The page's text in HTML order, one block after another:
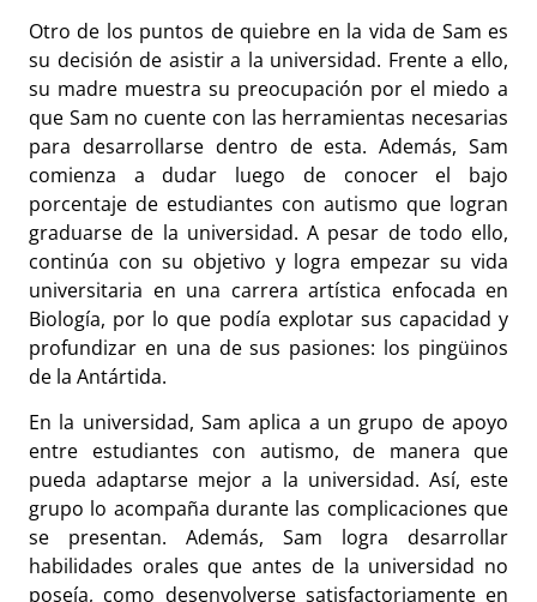
Otro de los puntos de quiebre en la vida de Sam es
su decisión de asistir a la universidad. Frente a ello,
su madre muestra su preocupación por el miedo a
que Sam no cuente con las herramientas necesarias
para desarrollarse dentro de esta. Además, Sam
comienza a dudar luego de conocer el bajo
porcentaje de estudiantes con autismo que logran
graduarse de la universidad. A pesar de todo ello,
continúa con su objetivo y logra empezar su vida
universitaria en una carrera artística enfocada en
Biología, por lo que podía explotar sus capacidad y
profundizar en una de sus pasiones: los pingüinos
de la Antártida.
En la universidad, Sam aplica a un grupo de apoyo
entre estudiantes con autismo, de manera que
pueda adaptarse mejor a la universidad. Así, este
grupo lo acompaña durante las complicaciones que
se presentan. Además, Sam logra desarrollar
habilidades orales que antes de la universidad no
poseía, como desenvolverse satisfactoriamente en